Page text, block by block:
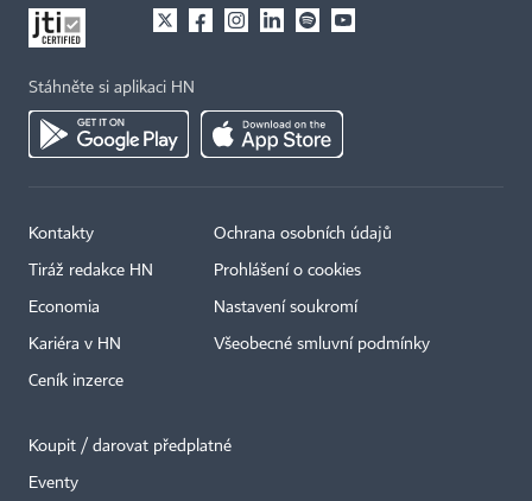
Stáhněte si aplikaci HN
Kontakty
Tiráž redakce HN
Economia
Kariéra v HN
Ceník inzerce
Ochrana osobních údajů
Prohlášení o cookies
Nastavení soukromí
Všeobecné smluvní podmínky
Koupit / darovat předplatné
Eventy